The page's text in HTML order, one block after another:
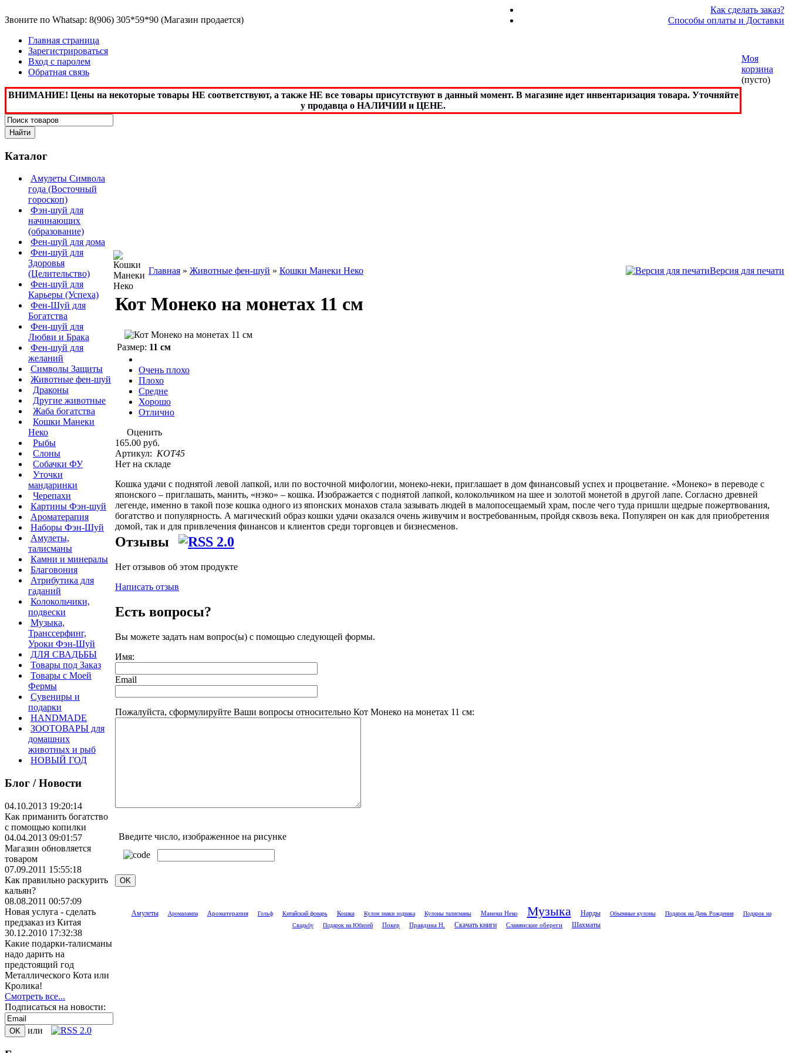
Звоните по Whatsap: 8(906) 305*59*90 (Магазин продается)
Как сделать заказ?
Способы оплаты и Доставки
Главная страница
Зарегистрироваться
Вход с паролем
Обратная связь
ВНИМАНИЕ! Цены на некоторые товары НЕ соответствуют, а также НЕ все товары присутствуют в данный момент. В магазине идет инвентаризация товара. Уточняйте
у продавца о НАЛИЧИИ и ЦЕНЕ.
Моя
корзина
(пусто)
Каталог
Амулеты Символа
года (Восточный
гороскоп)
Фэн-шуй для
начинающих
(образование)
Фен-шуй для дома
Фен-шуй для
Здоровья
(Целительство)
Фен-шуй для
Карьеры (Успеха)
Фен-Шуй для
Богатства
Фен-шуй для
Любви и Брака
Фен-шуй для
желаний
Символы Защиты
Животные фен-шуй
Драконы
Другие животные
Жаба богатства
Кошки Манеки
Неко
Рыбы
Слоны
Собачки ФУ
Уточки
мандаринки
Черепахи
Картины Фэн-шуй
Ароматерапия
Наборы Фэн-Шуй
Амулеты,
талисманы
Камни и минералы
Благовония
Атрибутика для
гаданий
Колокольчики,
подвески
Музыка,
Транссерфинг,
Уроки Фэн-Шуй
ДЛЯ СВАДЬБЫ
Товары под Заказ
Товары с Моей
Фермы
Сувениры и
подарки
HANDMADE
ЗООТОВАРЫ для
домашних
животных и рыб
НОВЫЙ ГОД
Блог / Новости
04.10.2013 19:20:14
Как приманить богатство
с помощью копилки
04.04.2013 09:01:57
Магазин обновляется
товаром
07.09.2011 15:55:18
Как правильно раскурить
кальян?
08.08.2011 00:57:09
Новая услуга - сделать
предзаказ из Китая
30.12.2010 17:32:38
Какие подарки-талисманы
надо дарить на
предстоящий год
Металлического Кота или
Кролика!
Смотреть все...
Подписаться на новости:
или
Главная » Животные фен-шуй » Кошки Манеки Неко Версия для печати
Кот Монеко на монетах 11 см
Размер: 11 см
Очень плохо
Плохо
Средне
Хорошо
Отлично
Оценить
165.00 руб.
Артикул: KOT45
Нет на складе
Кошка удачи с поднятой левой лапкой, или по восточной мифологии, монеко-неки, приглашает в дом финансовый успех и процветание. «Монеко» в переводе с
японского – приглашать, манить, «нэко» – кошка. Изображается с поднятой лапкой, колокольчиком на шее и золотой монетой в другой лапе. Согласно древней
легенде, именно в такой позе кошка одного из японских монахов стала зазывать людей в малопосещаемый храм, после чего туда пришли щедрые пожертвования,
богатство и популярность. А магический образ кошки удачи оказался очень живучим и востребованным, пройдя сквозь века. Популярен он как для приобретения
домой, так и для привлечения финансов и клиентов среди торговцев и бизнесменов.
Отзывы
Нет отзывов об этом продукте
Написать отзыв
Есть вопросы?
Вы можете задать нам вопрос(ы) с помощью следующей формы.
Имя:
Email
Пожалуйста, сформулируйте Ваши вопросы относительно Кот Монеко на монетах 11 см:
Введите число, изображенное на рисунке
Амулеты Аромалампа Ароматерапия Гольф Китайский фонарь Кошка Кулон знаки зодиака Кулоны талисманы Манеки Неко Музыка Нарды Объемные кулоны Подарок на День Рождения
Подарок на
Свадьбу
Подарок на Юбилей Покер Правдина Н. Скачать книги Славянские обереги Шахматы